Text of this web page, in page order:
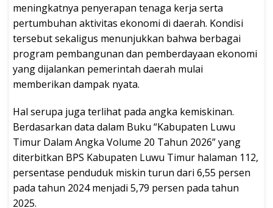
meningkatnya penyerapan tenaga kerja serta
pertumbuhan aktivitas ekonomi di daerah. Kondisi
tersebut sekaligus menunjukkan bahwa berbagai
program pembangunan dan pemberdayaan ekonomi
yang dijalankan pemerintah daerah mulai
memberikan dampak nyata.
Hal serupa juga terlihat pada angka kemiskinan.
Berdasarkan data dalam Buku “Kabupaten Luwu
Timur Dalam Angka Volume 20 Tahun 2026” yang
diterbitkan BPS Kabupaten Luwu Timur halaman 112,
persentase penduduk miskin turun dari 6,55 persen
pada tahun 2024 menjadi 5,79 persen pada tahun
2025.